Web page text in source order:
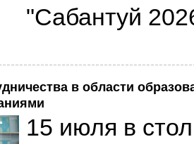
"Сабантуй
в области
15 июля в